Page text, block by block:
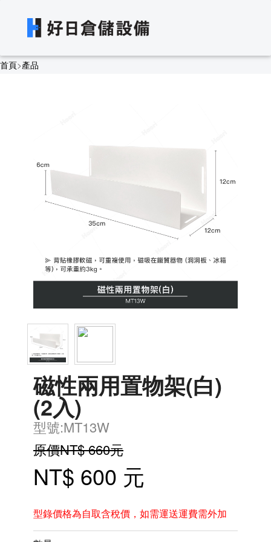
首頁>產品
磁性兩用置物架(白)
(2入)
型號:MT13W
原價NT$ 660元
NT$ 600 元
型錄價格為自取含稅價，如需運送運費需外加